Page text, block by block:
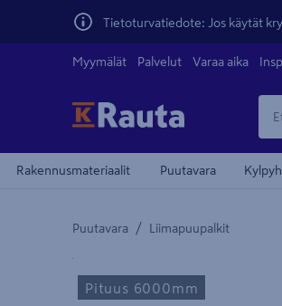
Tietoturvatiedote: Jos käytät
Myymälät Palvelut Varaa aika
Rakennusmateriaalit Puutavara
Puutavara / Liimapuupalkit
Yksityiskohtainen kuvaus löytyy
Pituus 6000mm